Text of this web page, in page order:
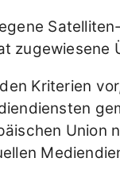
zugewiesene
Kriterien
Union